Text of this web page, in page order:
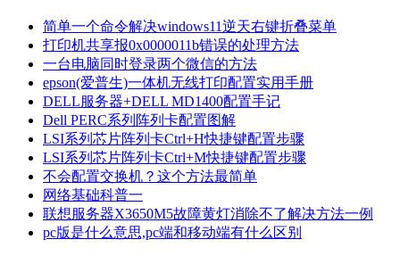
简单一个命令解决windows11逆天右键折叠菜单
打印机共享报0x0000011b错误的处理方法
一台电脑同时登录两个微信的方法
epson(爱普生)一体机无线打印配置实用手册
DELL服务器+DELL MD1400配置手记
Dell PERC系列阵列卡配置图解
LSI系列芯片阵列卡Ctrl+H快捷键配置步骤
LSI系列芯片阵列卡Ctrl+M快捷键配置步骤
不会配置交换机？这个方法最简单
网络基础科普一
联想服务器X3650M5故障黄灯消除不了解决方法一例
pc版是什么意思,pc端和移动端有什么区别